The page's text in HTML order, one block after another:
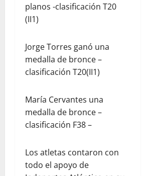
planos -clasificación T20
(II1)
Jorge Torres ganó una
medalla de bronce –
clasificación T20(II1)
María Cervantes una
medalla de bronce –
clasificación F38 –
Los atletas contaron con
todo el apoyo de